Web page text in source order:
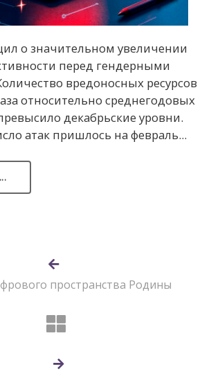
о значительном увеличении
перед гендерными
вредоносных ресурсов
относительно среднегодовых
декабрьские уровни.
атак пришлось на февраль...
пространства Родины